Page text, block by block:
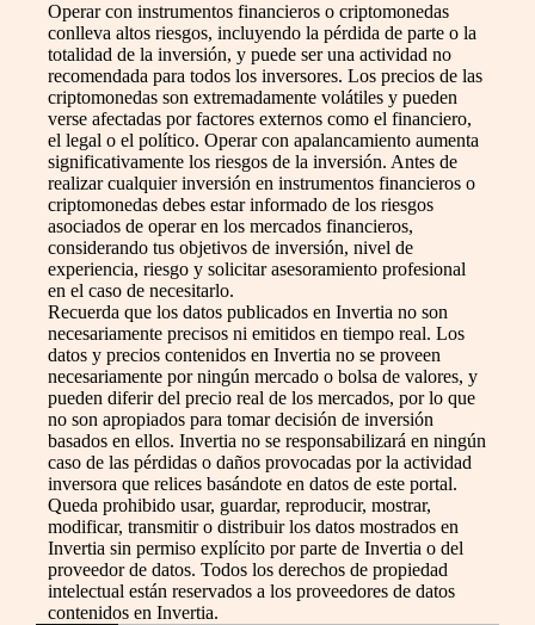
Operar con instrumentos financieros o criptomonedas
conlleva altos riesgos, incluyendo la pérdida de parte o la
totalidad de la inversión, y puede ser una actividad no
recomendada para todos los inversores. Los precios de las
criptomonedas son extremadamente volátiles y pueden
verse afectadas por factores externos como el financiero,
el legal o el político. Operar con apalancamiento aumenta
significativamente los riesgos de la inversión. Antes de
realizar cualquier inversión en instrumentos financieros o
criptomonedas debes estar informado de los riesgos
asociados de operar en los mercados financieros,
considerando tus objetivos de inversión, nivel de
experiencia, riesgo y solicitar asesoramiento profesional
en el caso de necesitarlo.
Recuerda que los datos publicados en Invertia no son
necesariamente precisos ni emitidos en tiempo real. Los
datos y precios contenidos en Invertia no se proveen
necesariamente por ningún mercado o bolsa de valores, y
pueden diferir del precio real de los mercados, por lo que
no son apropiados para tomar decisión de inversión
basados en ellos. Invertia no se responsabilizará en ningún
caso de las pérdidas o daños provocadas por la actividad
inversora que relices basándote en datos de este portal.
Queda prohibido usar, guardar, reproducir, mostrar,
modificar, transmitir o distribuir los datos mostrados en
Invertia sin permiso explícito por parte de Invertia o del
proveedor de datos. Todos los derechos de propiedad
intelectual están reservados a los proveedores de datos
contenidos en Invertia.